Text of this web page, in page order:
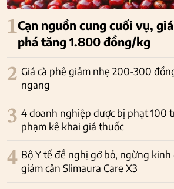
1Cạn nguồn cung cuối vụ,
phá tăng 1.800 đồng/kg
2 Giá cà phê giảm nhẹ 200-300
ngang
3 4 doanh nghiệp dược bị phạt 100
phạm kê khai giá thuốc
4 Bộ Y tế đề nghị gỡ bỏ, ngừng
giảm cân Slimaura Care X3